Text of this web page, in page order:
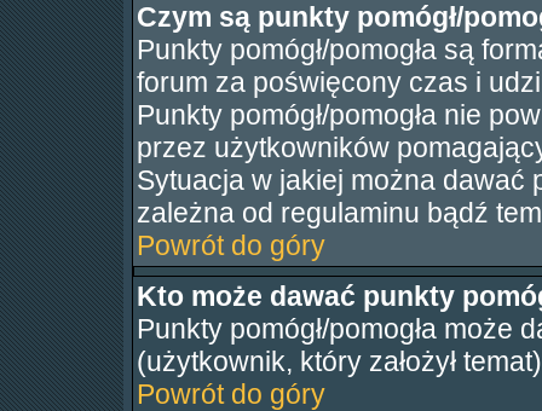
Czym są punkty pomógł/
Punkty pomógł/pomogła są
forum za poświęcony czas i
Punkty pomógł/pomogła nie
przez użytkowników
Sytuacja w jakiej można dawać
zależna od regulaminu bądź
Powrót do góry
Kto może dawać punkty
Punkty pomógł/pomogła może
(użytkownik, który założył
Powrót do góry